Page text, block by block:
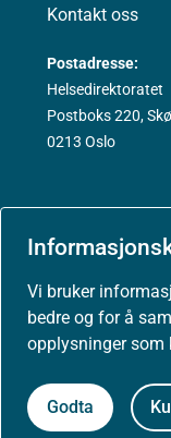
Vi bruker
bedre og for å
opplysninger som
Godta
Kontakt oss
Postadresse:
Helsedirektoratet
Postboks 220,
0213 Oslo
Nyheter
Arrangementer